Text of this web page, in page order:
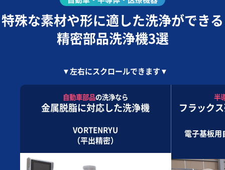
特殊な素材や形に適した洗浄ができる
精密部品洗浄機3選
▼左右にスクロールできます▼
自動車部品の洗浄なら
金属脱脂に対応した洗浄機
VORTENRYU
（平出精密）
半
フラック
電子基板用